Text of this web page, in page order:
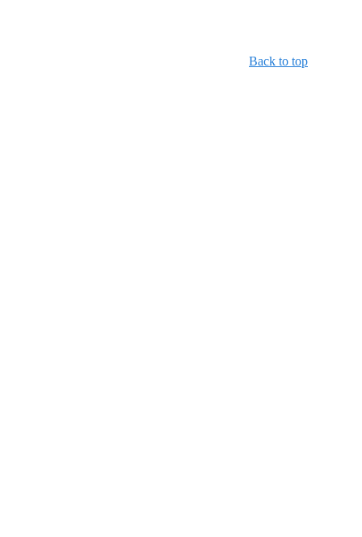
Back to top